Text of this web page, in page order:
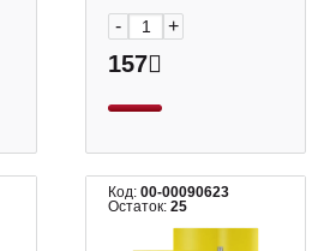
- +
157
Код:00-00090623
Остаток:25